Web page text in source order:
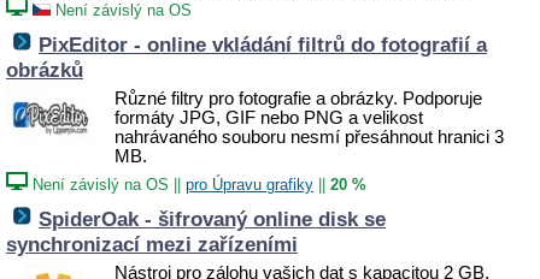
Není závislý na OS
PixEditor - online vkládání filtrů do fotografií a
obrázků
Různé filtry pro fotografie a obrázky. Podporuje
formáty JPG, GIF nebo PNG a velikost
nahrávaného souboru nesmí přesáhnout hranici 3
MB.
Není závislý na OS pro Úpravu grafiky 20 %
SpiderOak - šifrovaný online disk se
synchronizací mezi zařízeními
Nástroj pro zálohu vašich dat s kapacitou 2 GB,